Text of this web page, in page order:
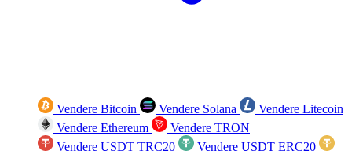
Vendere Bitcoin Vendere Solana
Vendere Litecoin
Vendere Ethereum
Vendere TRON
Vendere USDT TRC20
Vendere USDT ERC20